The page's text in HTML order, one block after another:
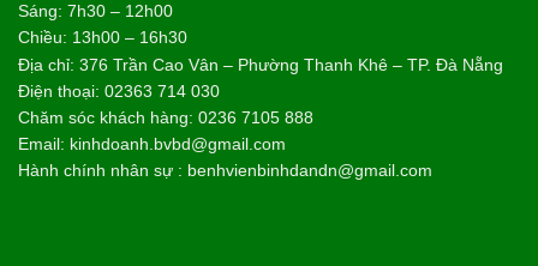
Sáng: 7h30 – 12h00
Chiều: 13h00 – 16h30
Địa chỉ: 376 Trần Cao Vân – Phường Thanh Khê – TP. Đà Nẵng
Điện thoại: 02363 714 030
Chăm sóc khách hàng: 0236 7105 888
Email: kinhdoanh.bvbd@gmail.com
Hành chính nhân sự : benhvienbinhdandn@gmail.com